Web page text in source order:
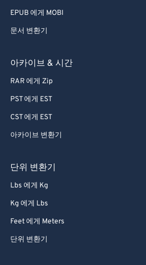
EPUB 에게 MOBI
문서 변환기
아카이브 & 시간
RAR 에게 Zip
PST 에게 EST
CST 에게 EST
아카이브 변환기
단위 변환기
Lbs 에게 Kg
Kg 에게 Lbs
Feet 에게 Meters
단위 변환기